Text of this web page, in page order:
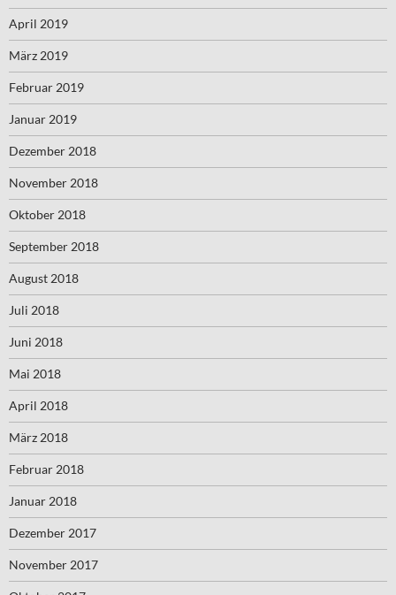
April 2019
März 2019
Februar 2019
Januar 2019
Dezember 2018
November 2018
Oktober 2018
September 2018
August 2018
Juli 2018
Juni 2018
Mai 2018
April 2018
März 2018
Februar 2018
Januar 2018
Dezember 2017
November 2017